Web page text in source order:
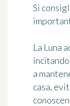
Si
La Luna
a
casa,